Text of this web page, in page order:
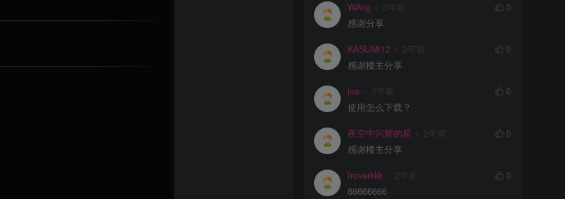
WAng 2年前
0
感谢分享
KASUMI12 2年前
0
感谢楼主分享
joe 2年前
0
使用怎么下载？
夜空中闪耀的星 2年前
0
感谢楼主分享
froverkkk 2年前
0
66666666